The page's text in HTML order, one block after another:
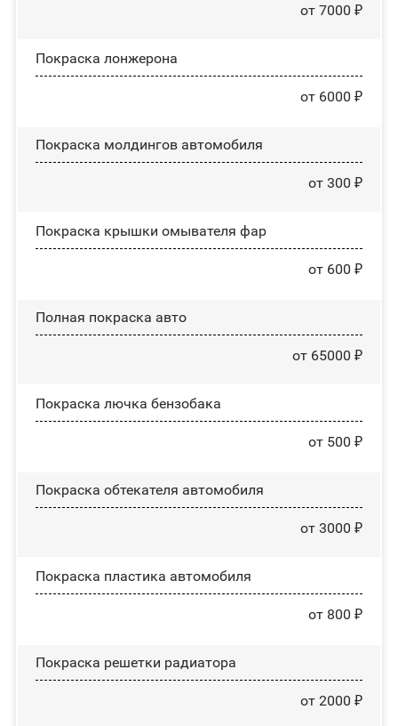
от 7000 ₽
Покраска лонжерона
от 6000 ₽
Покраска молдингов автомобиля
от 300 ₽
Покраска крышки омывателя фар
от 600 ₽
Полная покраска авто
от 65000 ₽
Покраска лючка бензобака
от 500 ₽
Покраска обтекателя автомобиля
от 3000 ₽
Покраска пластика автомобиля
от 800 ₽
Покраска решетки радиатора
от 2000 ₽